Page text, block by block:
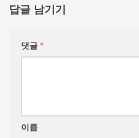
답글 남기기
댓글 *
이름